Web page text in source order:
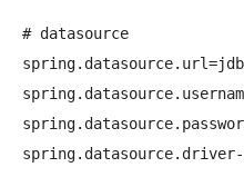
# datasource